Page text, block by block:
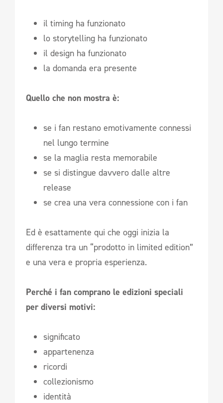
il timing ha funzionato
lo storytelling ha funzionato
il design ha funzionato
la domanda era presente
Quello che non mostra è:
se i fan restano emotivamente connessi
nel lungo termine
se la maglia resta memorabile
se si distingue davvero dalle altre
release
se crea una vera connessione con i fan
Ed è esattamente qui che oggi inizia la
differenza tra un “prodotto in limited edition”
e una vera e propria esperienza.
Perché i fan comprano le edizioni speciali
per diversi motivi:
significato
appartenenza
ricordi
collezionismo
identità